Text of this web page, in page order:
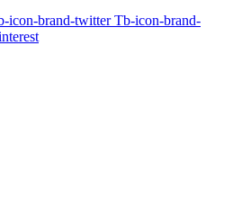
icon-brand-twitter Tb-icon-brand-